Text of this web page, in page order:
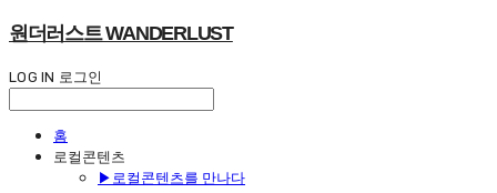
원더러스트 WANDERLUST
LOG IN 로그인
홈
로컬콘텐츠
▶로컬콘텐츠를 만나다